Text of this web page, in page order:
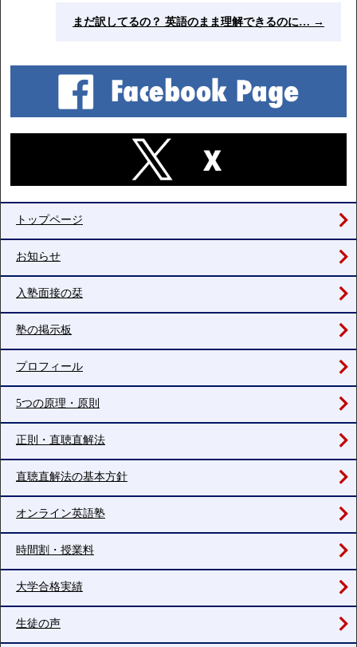
まだ訳してるの？ 英語のまま理解できるのに… →
トップページ
お知らせ
入塾面接の栞
塾の掲示板
プロフィール
5つの原理・原則
正則・直聴直解法
直聴直解法の基本方針
オンライン英語塾
時間割・授業料
大学合格実績
生徒の声